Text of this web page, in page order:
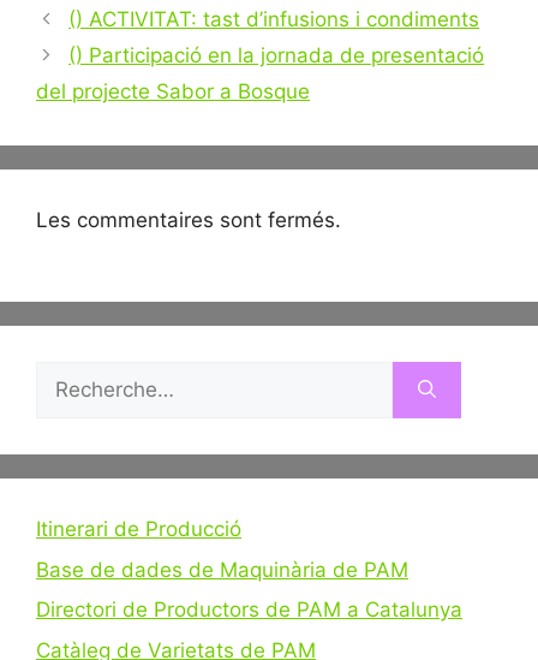
Navigation
des
() ACTIVITAT: tast d’infusions i condiments
() Participació en la jornada de presentació
del projecte Sabor a Bosque
Les commentaires sont fermés.
Rechercher :
Itinerari de Producció
Base de dades de Maquinària de PAM
Directori de Productors de PAM a Catalunya
Catàleg de Varietats de PAM